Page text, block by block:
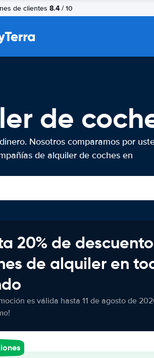
de clientes 8.4 / 10
de
Nosotros comparamos por
de alquiler de coches en
20% de
de alquiler en
es válida hasta 11 de agosto de